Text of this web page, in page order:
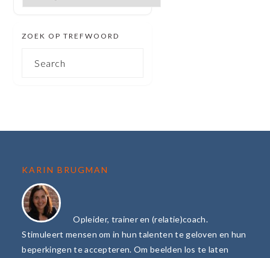
op
ZOEK OP TREFWOORD
FOOTER
KARIN BRUGMAN
Opleider, trainer en (relatie)coach.
Stimuleert mensen om in hun talenten te geloven en hun
beperkingen te accepteren. Om beelden los te laten